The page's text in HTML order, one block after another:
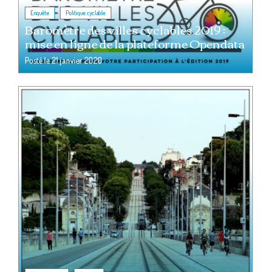
Enquête , Politique cyclable
Baromètre des villes cyclables 2019 :
mise en ligne de la plateforme Opendata
Posté le21 janvier 2020